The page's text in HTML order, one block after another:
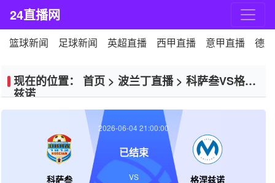
24直播网
篮球新闻 足球新闻 英超直播 西甲直播 意甲直播 德
现在的位置： 首页 > 波兰丁直播> 科萨叁VS格涅
兹诺
科萨叁 格涅兹诺
2026-06-04 21:00:00
已结束
VS